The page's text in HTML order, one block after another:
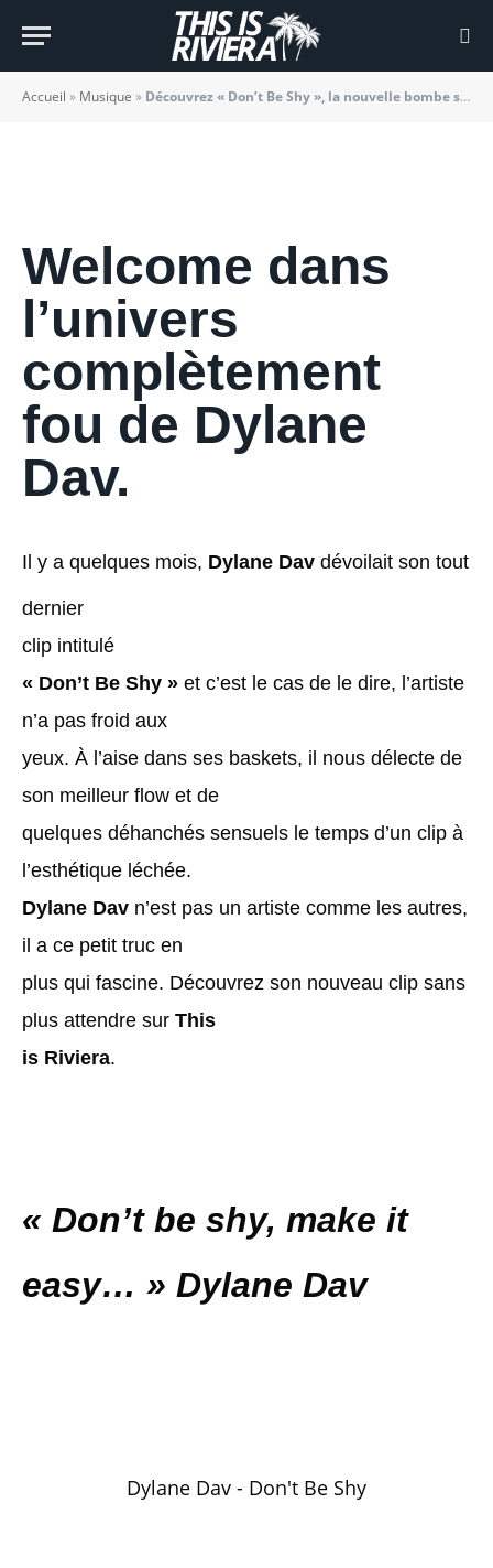
Accueil » Musique » Découvrez « Don’t Be Shy », la nouvelle bombe signée Dylane Dav
Dylane Dav
BY JADE MORGANE BLOGGER 27/08/2022
Welcome dans
l’univers
complètement
fou de Dylane
Dav.
Il y a quelques mois, Dylane Dav dévoilait son tout
dernier
clip intitulé
« Don’t Be Shy » et c’est le cas de le dire, l’artiste
n’a pas froid aux
yeux. À l’aise dans ses baskets, il nous délecte de
son meilleur flow et de
quelques déhanchés sensuels le temps d’un clip à
l’esthétique léchée.
Dylane Dav n’est pas un artiste comme les autres,
il a ce petit truc en
plus qui fascine. Découvrez son nouveau clip sans
plus attendre sur This
is Riviera.
« Don’t be shy, make it
easy… » Dylane Dav
Dylane Dav - Don't Be Shy